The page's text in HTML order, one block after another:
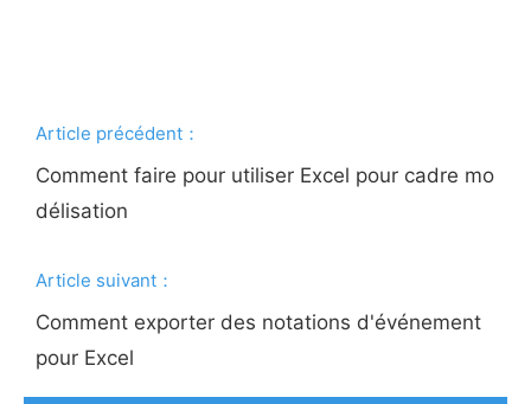
Article précédent：
Comment faire pour utiliser Excel pour cadre mo
délisation
Article suivant：
Comment exporter des notations d'événement
pour Excel